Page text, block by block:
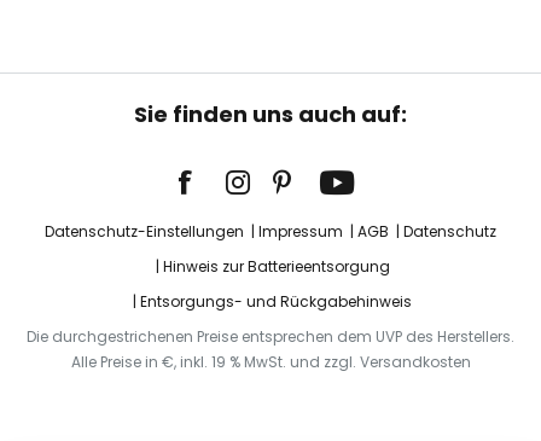
Sie finden uns auch auf:
Datenschutz-Einstellungen Impressum AGB
Datenschutz
Hinweis zur Batterieentsorgung
Entsorgungs- und Rückgabehinweis
Die durchgestrichenen Preise entsprechen dem UVP des Herstellers.
Alle Preise in €, inkl. 19 % MwSt. und zzgl. Versandkosten